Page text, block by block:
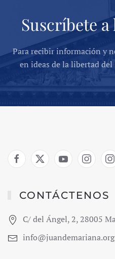
Suscríbete
Para recibir información y
en ideas de la libertad
CONTÁCTENOS
C/ del Ángel, 2, 28005
info@juandemariana.org